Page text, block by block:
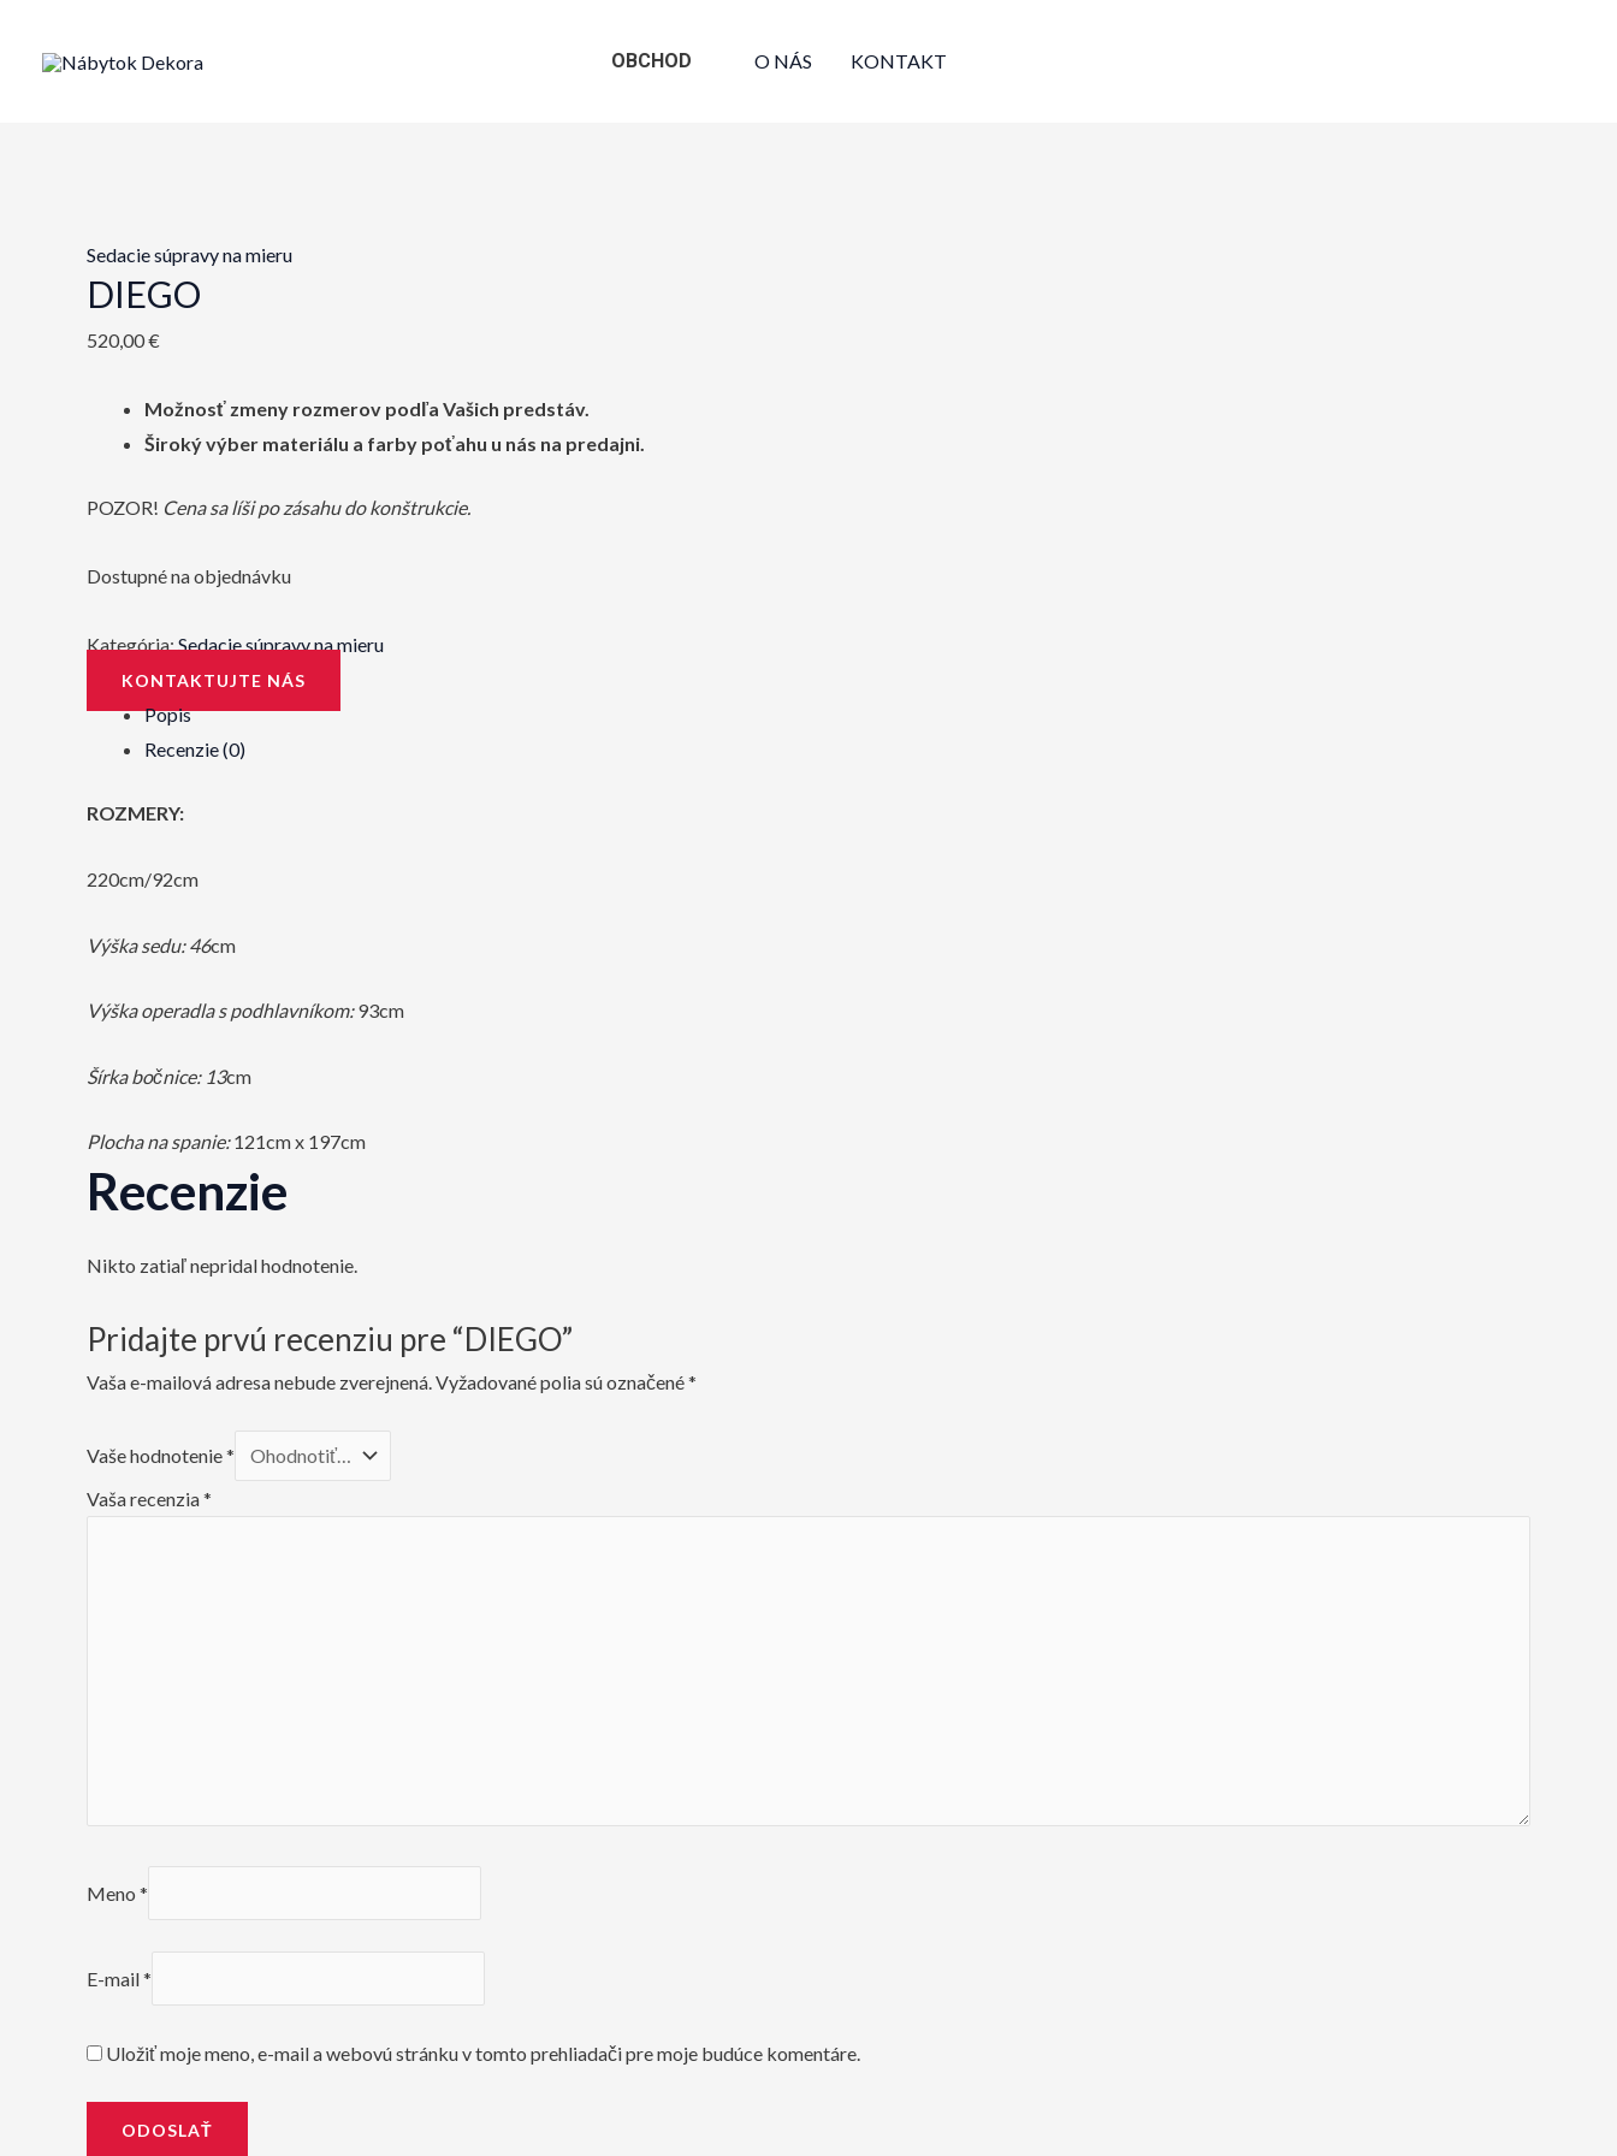
OBCHOD O NÁS KONTAKT
Sedacie súpravy na mieru
DIEGO
520,00€
Možnosť zmeny rozmerov podľa Vašich predstáv.
Široký výber materiálu a farby poťahu u nás na predajni.
POZOR! Cena sa líši po zásahu do konštrukcie.
Dostupné na objednávku
Kategória:Sedacie súpravy na mieru
KONTAKTUJTE NÁS
Popis
Recenzie (0)
ROZMERY:
220cm/92cm
Výška sedu: 46cm
Výška operadla s podhlavníkom:93cm
Šírka bočnice: 13cm
Plocha na spanie:121cm x 197cm
Recenzie
Nikto zatiaľ nepridal hodnotenie.
Pridajte prvú recenziu pre “DIEGO”
Vaša e-mailová adresa nebude zverejnená.Vyžadované polia sú označené*
Vaše hodnotenie*
Vaša recenzia*
Meno *
E-mail*
Uložiť moje meno, e-mail a webovú stránku v tomto prehliadači pre moje budúce komentáre.